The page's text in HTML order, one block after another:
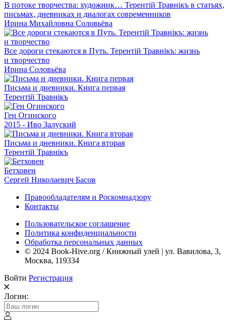
В потоке творчества: художник… Терентiй Травнiкъ в статьях,
письмах, дневниках и диалогах современников
Ирина Михайловна Соловьёва
Все дороги стекаются в Путь. Терентiй Травнiкъ: жизнь
и творчество
Ирина Соловьёва
Письма и дневники. Книга первая
Терентiй Травнiкъ
Ген Огинского
2015 - Иво Залуский
Письма и дневники. Книга вторая
Терентiй Травнiкъ
Бетховен
Сергей Николаевич Басов
Правообладателям и Роскомнадзору
Контакты
Пользовательское соглашение
Политика конфиденциальности
Обработка персональных данных
© 2024 Book-Hive.org / Книжный улей | ул. Вавилова, 3,
Москва, 119334
Войти Регистрация
Логин: